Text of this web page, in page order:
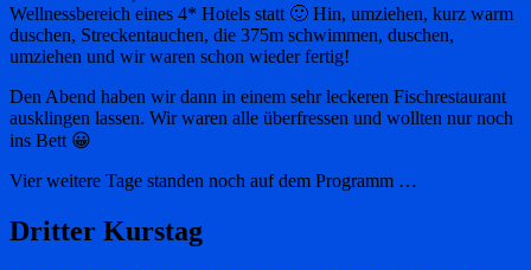
Wellnessbereich eines 4* Hotels statt 🙂 Hin, umziehen, kurz warm
duschen, Streckentauchen, die 375m schwimmen, duschen,
umziehen und wir waren schon wieder fertig!
Den Abend haben wir dann in einem sehr leckeren Fischrestaurant
ausklingen lassen. Wir waren alle überfressen und wollten nur noch
ins Bett 😀
Vier weitere Tage standen noch auf dem Programm …
Dritter Kurstag